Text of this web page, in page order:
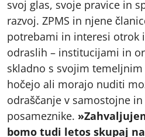
svoj glas, svoje pravice in
razvoj. ZPMS in njene
potrebami in interesi otrok
odraslih – institucijami in
skladno s svojim
hočejo ali morajo nuditi
odraščanje v samostojne
posameznike.
bomo tudi letos skupaj